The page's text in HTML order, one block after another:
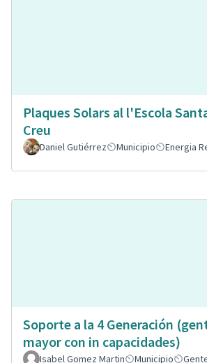
Plaques Solars al l'Escola
Creu
Daniel Gutiérrez Municipio Energia
Soporte a la 4 Generación
mayor con in capacidades)
Isabel Gomez Martin Municipio